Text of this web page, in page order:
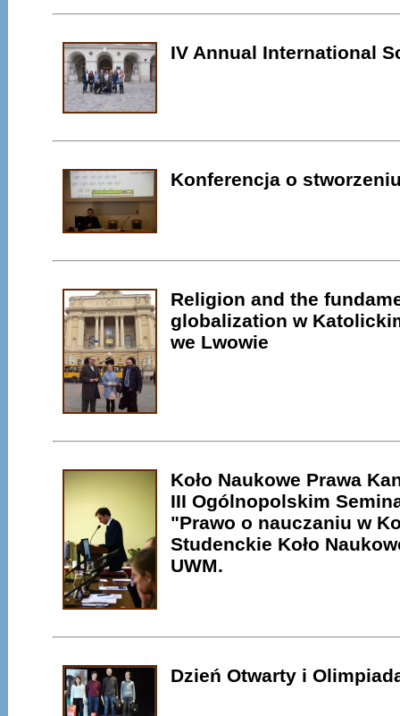
IV Annual International
Konferencja o
Religion and the
globalization w
we Lwowie
Koło Naukowe Prawa
III Ogólnopolskim
"Prawo o nauczaniu w
Studenckie Koło
UWM.
Dzień Otwarty i